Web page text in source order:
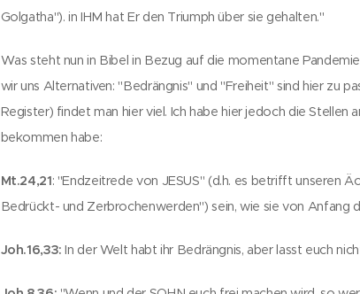
Golgatha"). in IHM hat Er den Triumph über sie gehalten."
Was steht nun in Bibel in Bezug auf die momentane
wir uns Alternativen: "Bedrängnis" und "Freiheit" sind hier zu
Register) findet man hier viel. Ich habe hier jedoch die
bekommen habe:
Mt.24,21: "Endzeitrede von JESUS" (d.h. es betrifft unseren
Bedrückt- und Zerbrochenwerden") sein, wie sie von Anfang
Joh.16,33: In der Welt habt ihr Bedrängnis, aber lasst euch